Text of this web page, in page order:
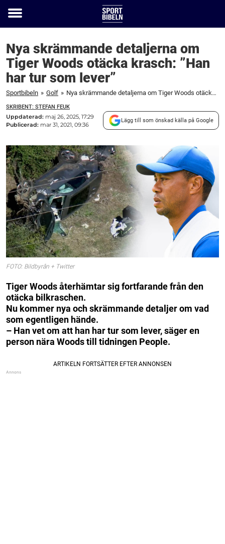
Toggle
Nya skrämmande detaljerna om
Tiger Woods otäcka krasch: ”Han
har tur som lever”
Sportbibeln » Golf » Nya skrämmande detaljerna om Tiger Woods otäcka krasch: "Han har tur som lever"
SKRIBENT: STEFAN FEUK
Uppdaterad: maj 26, 2025, 17:29
Publicerad: mar 31, 2021, 09:36
Lägg till som önskad källa på Google
FOTO: Bildbyrån + Twitter
Tiger Woods återhämtar sig fortfarande från den
otäcka bilkraschen.
Nu kommer nya och skrämmande detaljer om vad
som egentligen hände.
– Han vet om att han har tur som lever, säger en
person nära Woods till tidningen People.